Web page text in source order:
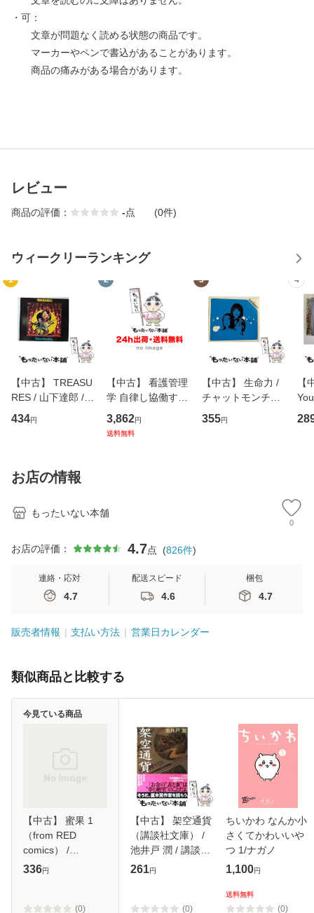
・可：
文章が問題なく読める状態の商品です。
マーカーやペンで書込があることがあります。
商品の痛みがある場合があります。
レビュー
商品の評価： -点 (0件)
ウィークリーランキング
1
【中古】 TREASU
RES / 山下達郎 /
イーストウエス
ト・ジャパン [CD]
434円
2
【中古】 看護管理
学 自律し協働する
専門職の看護マネ
ジメントスキル 改
3,862円
送料無料
3
【中古】 生命力 /
チャットモンチー /
キューンレコード
[CD]【メール便送
355円
4
【
のが
お店の情報
もったいない本舗
0
お店の評価： 4.7点 (826件)
連絡・応対
4.7
配送スピード
4.6
梱包
4.7
販売者情報 支払い方法 営業日カレンダー
類似商品と比較する
【中古】 蜜果 1
（from RED
comics） /
akabeko / シュー
無料】
336円
(0)
今見ている商品
【中古】 架空通貨
（講談社文庫） /
池井戸 潤 / 講談社
[文庫]【メール便送
261円
(0)
ちいかわ なんか小
さくてかわいいや
つ 1/ナガノ
1,100円
送料無料
(0)